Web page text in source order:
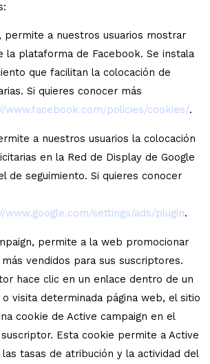
permite a nuestros usuarios mostrar
la plataforma de Facebook. Se instala
que facilitan la colocación de
Si quieres conocer más
www.facebook.com/policies/cookies/.
a nuestros usuarios la colocación
en la Red de Display de Google
de seguimiento. Si quieres conocer
www.google.com/settings/ads/plugin.
permite a la web promocionar
vendidos para sus suscriptores.
hace clic en un enlace dentro de un
visita determinada página web, el sitio
cookie de Active campaign en el
Esta cookie permite a Active
tasas de atribución y la actividad del